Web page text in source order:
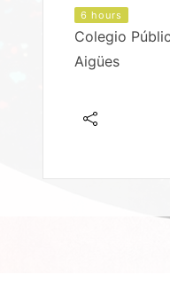
6 hours
Colegio
Aigües